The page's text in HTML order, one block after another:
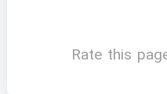
Rate this